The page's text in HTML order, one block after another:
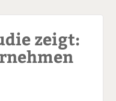
h
e
zeigt: